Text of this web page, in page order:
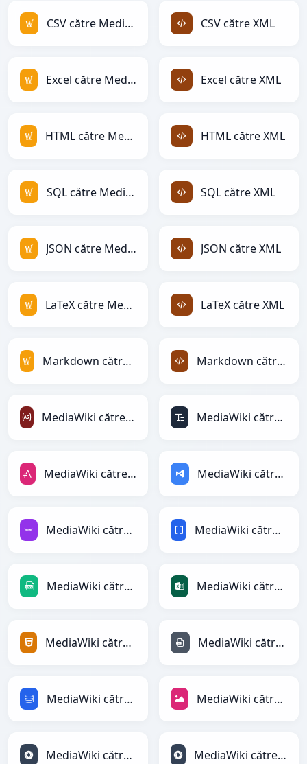
CSV către MediaWiki CSV către XML
Excel către MediaWiki Excel către XML
HTML către MediaWiki HTML către XML
SQL către MediaWiki SQL către XML
JSON către MediaWiki JSON către XML
LaTeX către MediaWiki LaTeX către XML
Markdown către MediaWiki Markdown către XML
MediaWiki către ActionScript MediaWiki către ASCII
MediaWiki către AsciiDoc MediaWiki către ASP
MediaWiki către Avro MediaWiki către BBCode
MediaWiki către CSV MediaWiki către Excel
MediaWiki către HTML MediaWiki către INI
MediaWiki către SQL MediaWiki către JPEG
MediaWiki către JSON MediaWiki către JSONLines